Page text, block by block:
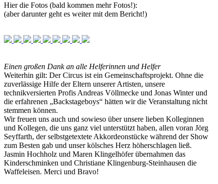
Hier die Fotos (bald kommen mehr Fotos!):
(aber darunter geht es weiter mit dem Bericht!)
Einen großen Dank an alle Helferinnen und Helfer
Weiterhin gilt: Der Circus ist ein Gemeinschaftsprojekt. Ohne die
zuverlässige Hilfe der Eltern unserer Artisten, unsere
technikversierten Profis Andreas Völlmecke und Jonas Winter und
die erfahrenen „Backstageboys“ hätten wir die Veranstaltung nicht
stemmen können.
Wir freuen uns auch und sowieso über unsere lieben Kolleginnen
und Kollegen, die uns ganz viel unterstützt haben, allen voran Jörg
Seyffarth, der selbstgetextete Akkordeonstücke während der Show
zum Besten gab und unser kölsches Herz höherschlagen ließ.
Jasmin Hochholz und Maren Klingelhöfer übernahmen das
Kinderschminken und Christiane Klingenburg-Steinhausen die
Waffeleisen. Merci und Bravo!